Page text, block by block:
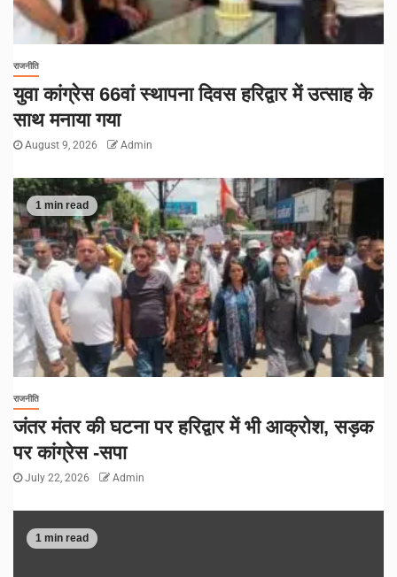
राजनीति
युवा कांग्रेस 66वां स्थापना दिवस हरिद्वार में उत्साह के
साथ मनाया गया
August 9, 2026 Admin
1 min read
राजनीति
जंतर मंतर की घटना पर हरिद्वार में भी आक्रोश, सड़क
पर कांग्रेस -सपा
July 22, 2026 Admin
1 min read